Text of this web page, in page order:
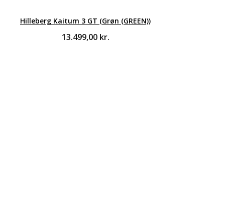
Hilleberg Kaitum 3 GT (Grøn (GREEN))
13.499,00 kr.